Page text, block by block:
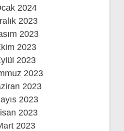
2024
2023
2023
2023
2023
2023
2023
2023
2023
2023